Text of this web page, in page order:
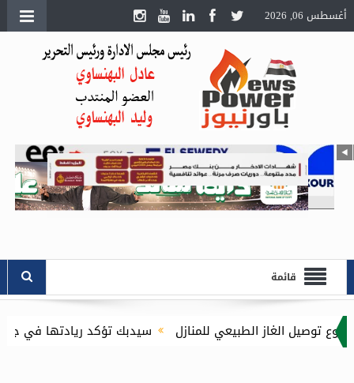
أغسطس 06, 2026
قائمة
سيدبك تؤكد ريادتها في جودة الخامات